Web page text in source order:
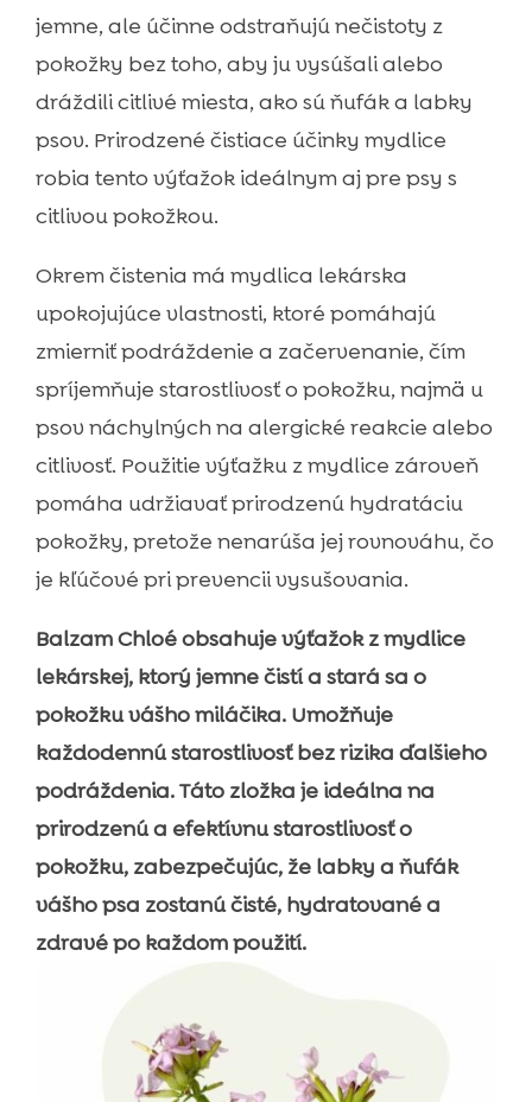
jemne, ale účinne odstraňujú nečistoty z
pokožky bez toho, aby ju vysúšali alebo
dráždili citlivé miesta, ako sú ňufák a labky
psov. Prirodzené čistiace účinky mydlice
robia tento výťažok ideálnym aj pre psy s
citlivou pokožkou.
Okrem čistenia má mydlica lekárska
upokojujúce vlastnosti, ktoré pomáhajú
zmierniť podráždenie a začervenanie, čím
spríjemňuje starostlivosť o pokožku, najmä u
psov náchylných na alergické reakcie alebo
citlivosť. Použitie výťažku z mydlice zároveň
pomáha udržiavať prirodzenú hydratáciu
pokožky, pretože nenarúša jej rovnováhu, čo
je kľúčové pri prevencii vysušovania.
Balzam Chloé obsahuje výťažok z mydlice
lekárskej, ktorý jemne čistí a stará sa o
pokožku vášho miláčika. Umožňuje
každodennú starostlivosť bez rizika ďalšieho
podráždenia. Táto zložka je ideálna na
prirodzenú a efektívnu starostlivosť o
pokožku, zabezpečujúc, že labky a ňufák
vášho psa zostanú čisté, hydratované a
zdravé po každom použití.